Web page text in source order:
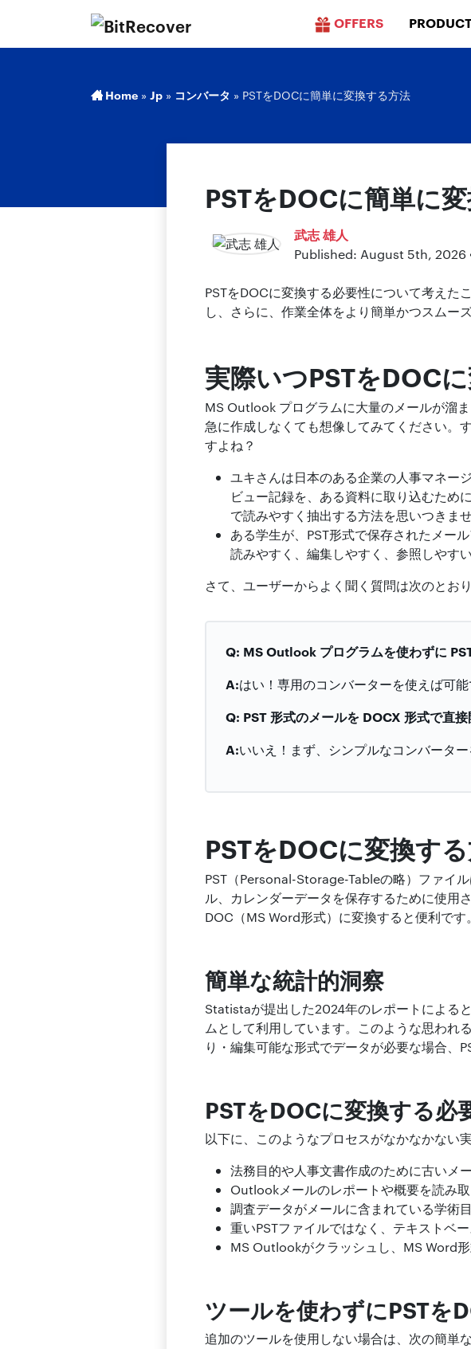
OFFERS
Home » Jp » コンバータ » PSTをDOCに簡単に変換する方法
PSTをDOCに簡単に
武志 雄人
Published: August 5th, 2026
PSTをDOCに変換する必要性について考えた
し、さらに、作業全体をより簡単かつスムー
実際いつPSTをDOC
MS Outlook プログラムに大量のメールが溜
急に作成しなくても想像してみてください。
すよね？
ユキさんは日本のある企業の人事マネー
ビュー記録を、ある資料に取り込むため
で読みやすく抽出する方法を思いつきませ
ある学生が、PST形式で保存されたメー
読みやすく、編集しやすく、参照しやす
さて、ユーザーからよく聞く質問は次のとおり
Q: MS Outlook プログラムを使わずに
A:はい！専用のコンバーターを使えば可能
Q: PST 形式のメールを DOCX 形式で直
A:いいえ！まず、シンプルなコンバータ
PSTをDOCに変換す
PST（Personal-Storage-Tableの略）ファイ
ル、カレンダーデータを保存するために使用
DOC（MS Word形式）に変換すると便利です。
簡単な統計的洞察
Statistaが提出した2024年のレポートによる
ムとして利用しています。このような思われ
り・編集可能な形式でデータが必要な場合、
PSTをDOCに変換する
以下に、このようなプロセスがなかなかない
法務目的や人事文書作成のために古いメ
Outlookメールのレポートや概要を読み取
調査データがメールに含まれている学術
重いPSTファイルではなく、テキストベ
MS Outlookがクラッシュし、MS Word形
ツールを使わずにPSTを
追加のツールを使用しない場合は、次の簡単